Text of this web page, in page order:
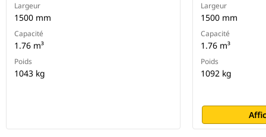
Largeur
1500 mm
Capacité
1.76 m³
Poids
1043 kg
Largeur
1500 mm
Capacité
1.76 m³
Poids
1092 kg